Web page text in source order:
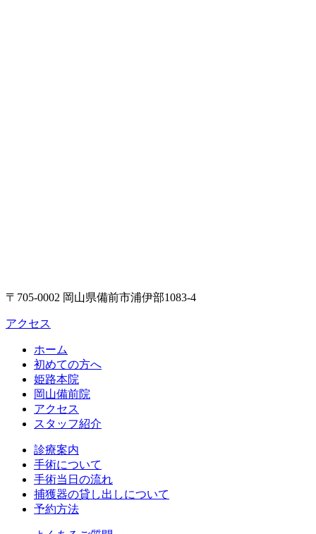
〒705-0002 岡山県備前市浦伊部1083-4
アクセス
ホーム
初めての方へ
姫路本院
岡山備前院
アクセス
スタッフ紹介
診療案内
手術について
手術当日の流れ
捕獲器の貸し出しについて
予約方法